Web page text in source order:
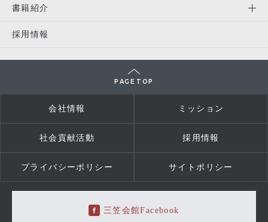
書籍紹介
採用情報
PAGE TOP
会社情報 ミッション
社会貢献活動 採用情報
プライバシーポリシー サイトポリシー
三笠会館Facebook